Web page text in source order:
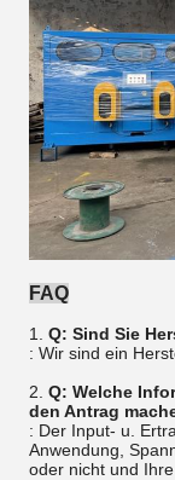
FAQ
1. Q: Sind Sie
: Wir sind ein
2. Q: Welche
den Antrag
: Der Input- u.
Anwendung,
oder nicht und